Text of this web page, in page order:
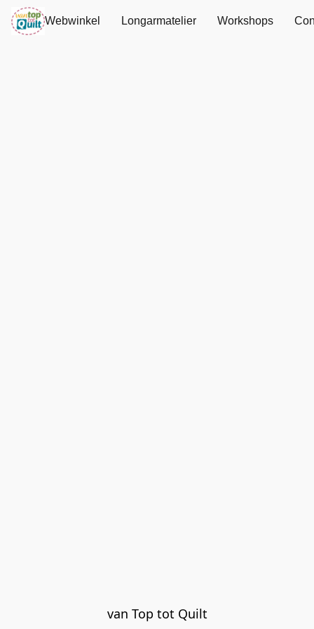
Webwinkel Longarmatelier Workshops
van Top tot Quilt